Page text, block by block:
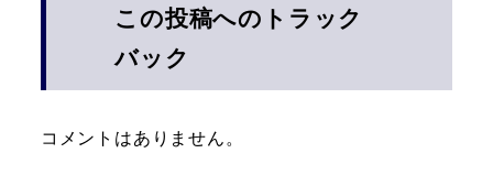
この投稿へのトラック
バック
コメントはありません。